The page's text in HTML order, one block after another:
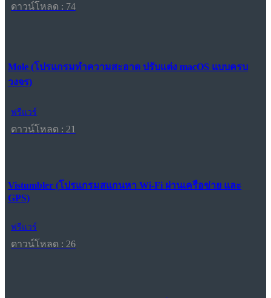
ดาวน์โหลด : 74
Mole (โปรแกรมทำความสะอาด ปรับแต่ง macOS แบบครบ
วงจร)
ฟรีแวร์
ดาวน์โหลด : 21
Vistumbler (โปรแกรมสแกนหา Wi-Fi ผ่านเครือข่าย และ
GPS)
ฟรีแวร์
ดาวน์โหลด : 26